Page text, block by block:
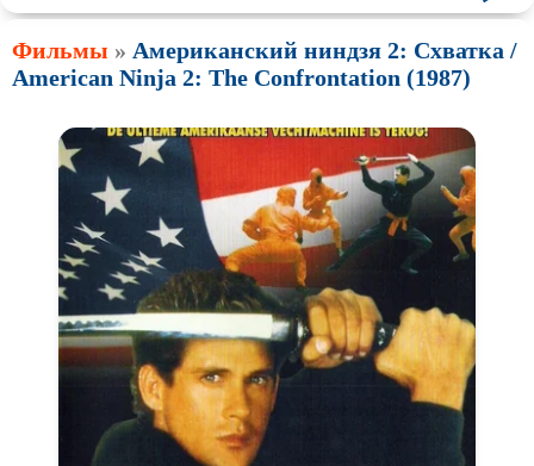
Фильмы » Американский ниндзя 2: Схватка /
American Ninja 2: The Confrontation (1987)